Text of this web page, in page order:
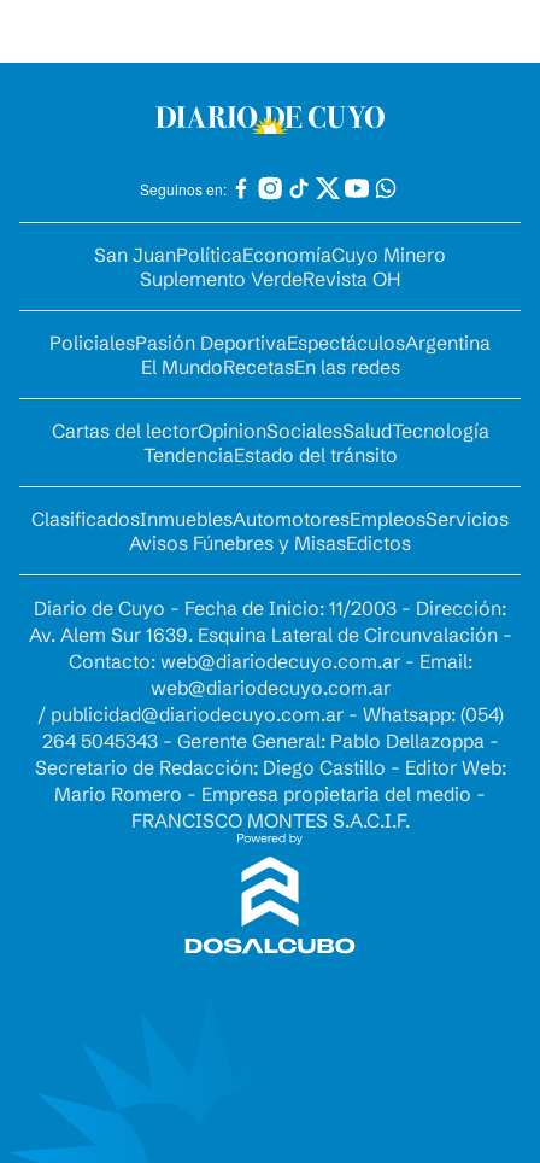
Seguinos en:
San JuanPolíticaEconomíaCuyo Minero
Suplemento VerdeRevista OH
PolicialesPasión DeportivaEspectáculosArgentina
El MundoRecetasEn las redes
Cartas del lectorOpinionSocialesSaludTecnología
TendenciaEstado del tránsito
ClasificadosInmueblesAutomotoresEmpleosServicios
Avisos Fúnebres y MisasEdictos
Diario de Cuyo - Fecha de Inicio: 11/2003 - Dirección:
Av. Alem Sur 1639. Esquina Lateral de Circunvalación -
Contacto: web@diariodecuyo.com.ar- Email:
web@diariodecuyo.com.ar
/ publicidad@diariodecuyo.com.ar- Whatsapp: (054)
264 5045343 - Gerente General: Pablo Dellazoppa -
Secretario de Redacción: Diego Castillo - Editor Web:
Mario Romero - Empresa propietaria del medio -
FRANCISCO MONTES S.A.C.I.F.